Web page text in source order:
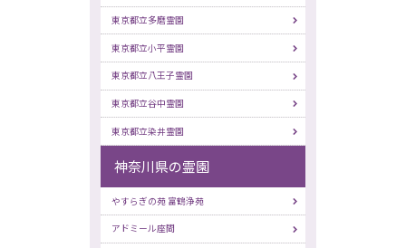
東京都立多磨霊園
東京都立小平霊園
東京都立八王子霊園
東京都立谷中霊園
東京都立染井霊園
神奈川県の霊園
やすらぎの苑 富鶴浄苑
アドミール座間